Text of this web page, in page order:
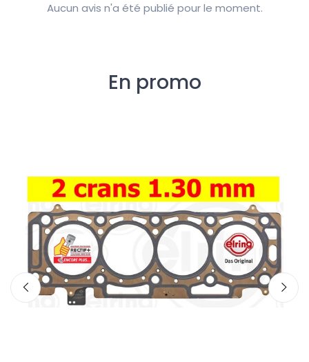
Aucun avis n'a été publié pour le moment.
En promo